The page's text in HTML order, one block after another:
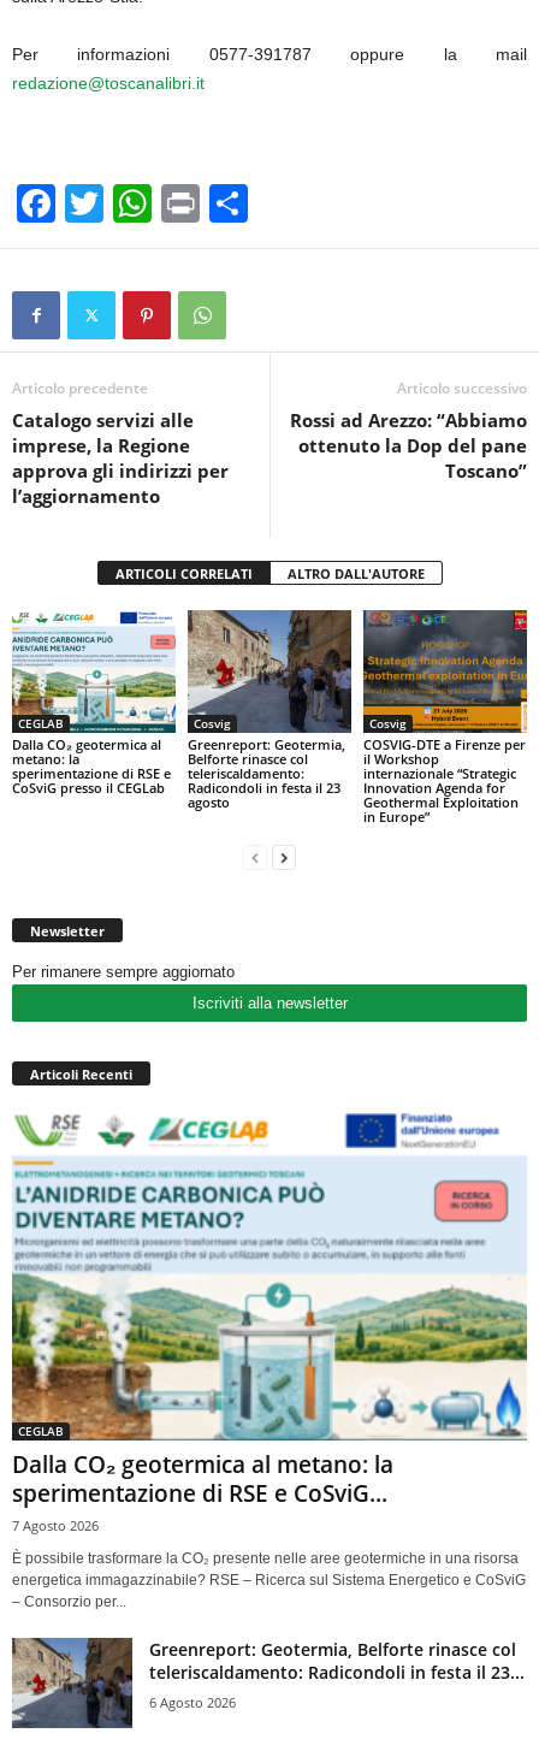
Per informazioni 0577-391787 oppure la mail
redazione@toscanalibri.it
F
a
c
b
o
o
k
T
wi
tt
W
h
at
s
A
p
Pr
in
t
o
vi
Articolo precedente
Catalogo servizi alle
imprese, la Regione
approva gli indirizzi per
l’aggiornamento
Articolo successivo
Rossi ad Arezzo: “Abbiamo
ottenuto la Dop del pane
Toscano”
ARTICOLI CORRELATI ALTRO DALL'AUTORE
CEGLAB
Dalla CO₂ geotermica al
metano: la
sperimentazione di RSE e
CoSviG presso il CEGLab
Cosvig
Greenreport: Geotermia,
Belforte rinasce col
teleriscaldamento:
Radicondoli in festa il 23
agosto
Cosvig
COSVIG-DTE a Firenze per
il Workshop
internazionale “Strategic
Innovation Agenda for
Geothermal Exploitation
in Europe”
Newsletter
Per rimanere sempre aggiornato
Iscriviti alla newsletter
Articoli Recenti
CEGLAB
Dalla CO₂ geotermica al metano: la
sperimentazione di RSE e CoSviG...
7 Agosto 2026
È possibile trasformare la CO₂ presente nelle aree geotermiche in una risorsa
energetica immagazzinabile? RSE – Ricerca sul Sistema Energetico e CoSviG
– Consorzio per...
Greenreport: Geotermia, Belforte rinasce col
teleriscaldamento: Radicondoli in festa il 23...
6 Agosto 2026